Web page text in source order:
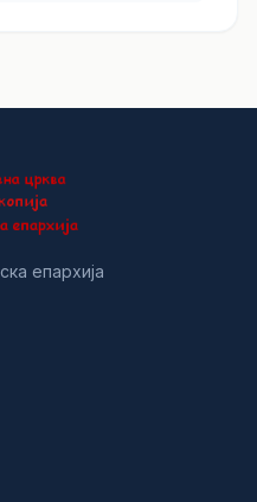
епархија